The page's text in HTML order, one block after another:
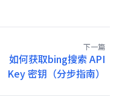
下一篇
如何获取bing搜索 API
Key 密钥（分步指南）